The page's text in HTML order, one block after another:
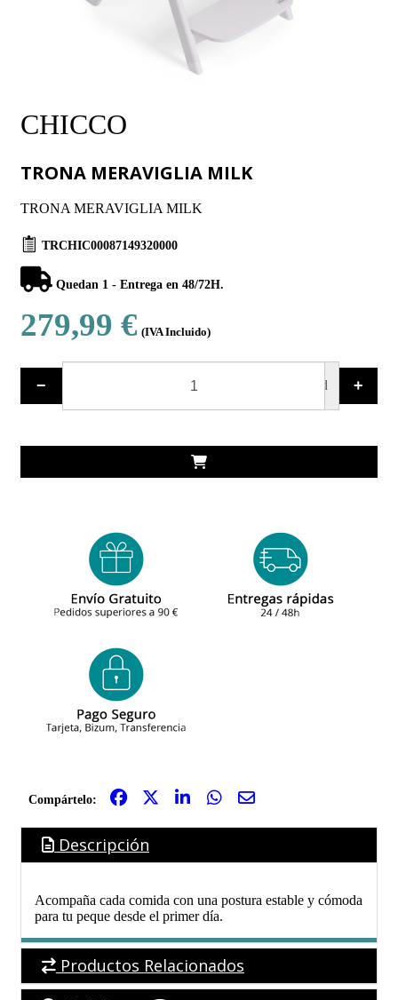
CHICCO
TRONA MERAVIGLIA MILK
TRONA MERAVIGLIA MILK
TRCHIC00087149320000
Quedan 1 - Entrega en 48/72H.
279,99 € (IVA Incluido)
− ud +
Compártelo:
Descripción
Acompaña cada comida con una postura estable y cómoda
para tu peque desde el primer día.
Productos Relacionados